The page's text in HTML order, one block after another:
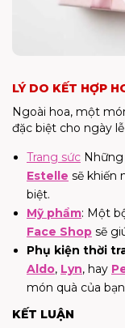
LÝ DO KẾT HỢP
Ngoài hoa, một
đặc biệt cho ngày
Trang sức
Estelle sẽ khiến
biệt.
Mỹ phẩm: Một
Face Shop sẽ
Phụ kiện thời
Aldo, Lyn, hay
món quà của
KẾT LUẬN